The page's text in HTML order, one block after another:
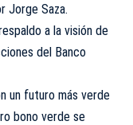
Jorge Saza.
a la visión de
del Banco
un futuro más verde
bono verde se